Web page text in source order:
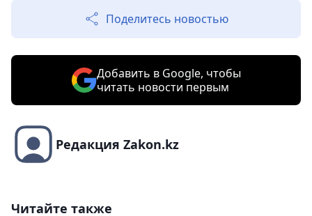
Поделитесь новостью
Добавить в Google, чтобы
читать новости первым
Редакция Zakon.kz
Читайте также